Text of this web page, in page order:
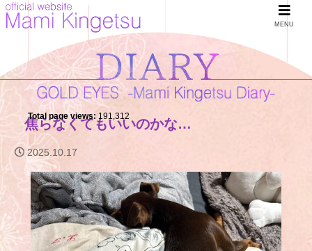
Total page views: 191,312
焦らなくてもいいのかな…
2025.10.17
MENU